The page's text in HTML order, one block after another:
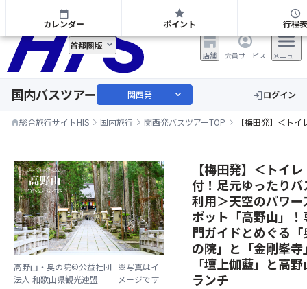
関西発 日帰り・宿泊バスツアー
首都圏版
店舗 会員サービス メニュー
国内バスツアー 関西発 expand_more loginログイン
home総合旅行サイトHIS 国内旅行 関西発バスツアーTOP 【梅田発】＜ト
高野山・奥の院©公益社団
法人 和歌山県観光連盟
※写真はイ
メージです
【梅田発】＜トイレ
付！足元ゆったりバ
利用＞天空のパワー
ポット「高野山」！
門ガイドとめぐる「
の院」と「金剛峯寺
「壇上伽藍」と高野
ランチ
calendar_month
カレンダー
star
ポイント
schedule
行程表